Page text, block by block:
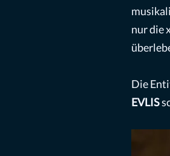
nur die
Die
EVLIS